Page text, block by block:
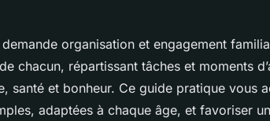
de son chien
organisation et engagement
chacun, répartissant tâches et moments
santé et bonheur. Ce guide pratique vous
adaptées à chaque âge, et favoriser